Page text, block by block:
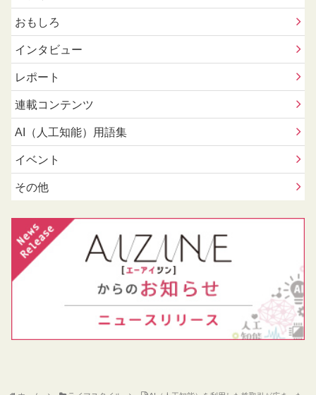
おもしろ
インタビュー
レポート
連載コンテンツ
AI（人工知能）用語集
イベント
その他